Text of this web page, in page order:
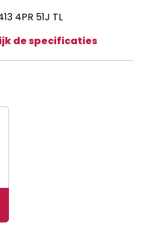
4PR 51J TL
de specificaties